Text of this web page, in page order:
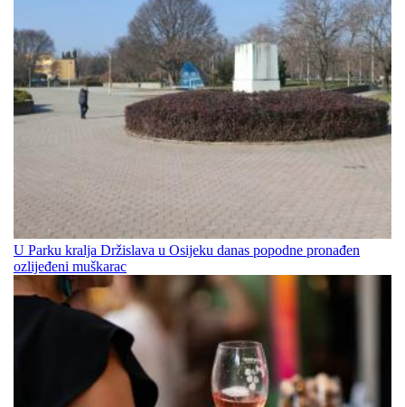
U Parku kralja Držislava u Osijeku danas popodne pronađen
ozlijeđeni muškarac